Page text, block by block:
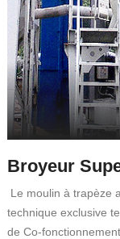
Broyeur
Le moulin à trapèze
technique exclusive
de Co-